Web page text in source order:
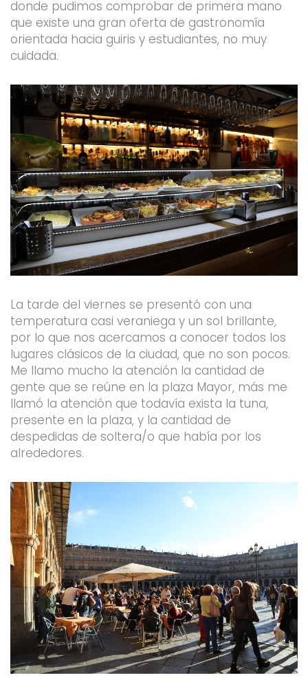
donde pudimos comprobar de primera mano
que existe una gran oferta de gastronomía
orientada hacia guiris y estudiantes, no muy
cuidada.
La tarde del viernes se presentó con una
temperatura casi veraniega y un sol brillante,
por lo que nos acercamos a conocer todos los
lugares clásicos de la ciudad, que no son pocos.
Me llamo mucho la atención la cantidad de
gente que se reúne en la plaza Mayor, más me
llamó la atención que todavía exista la tuna,
presente en la plaza, y la cantidad de
despedidas de soltera/o que había por los
alrededores.